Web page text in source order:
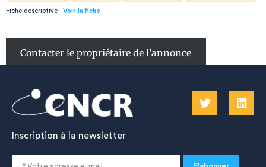
Fiche descriptive
Contacter le propriétaire de l’annonce
Inscription à la newsletter